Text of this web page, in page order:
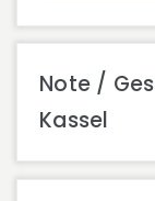
Note /
Kassel